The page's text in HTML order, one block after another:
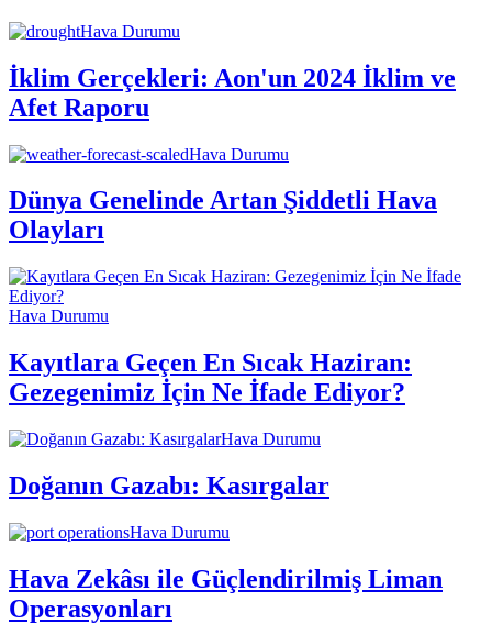
Hava Durumu
İklim Gerçekleri: Aon'un 2024 İklim ve
Afet Raporu
Hava Durumu
Dünya Genelinde Artan Şiddetli Hava
Olayları
Hava Durumu
Kayıtlara Geçen En Sıcak Haziran:
Gezegenimiz İçin Ne İfade Ediyor?
Hava Durumu
Doğanın Gazabı: Kasırgalar
Hava Durumu
Hava Zekâsı ile Güçlendirilmiş Liman
Operasyonları